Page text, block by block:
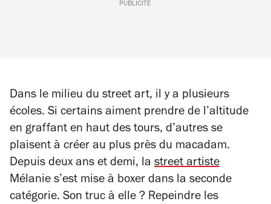
PUBLICITÉ
Dans le milieu du street art, il y a plusieurs
écoles. Si certains aiment prendre de l’altitude
en graffant en haut des tours, d’autres se
plaisent à créer au plus près du macadam.
Depuis deux ans et demi, la street artiste
Mélanie s’est mise à boxer dans la seconde
catégorie. Son truc à elle ? Repeindre les